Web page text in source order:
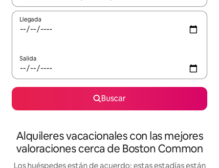
Llegada
Salida
Buscar
Alquileres vacacionales con las mejores
valoraciones cerca de Boston Common
Los huéspedes están de acuerdo: estas estadías están